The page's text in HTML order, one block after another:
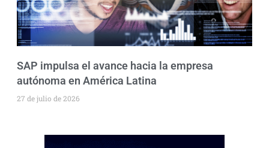
SAP impulsa el avance hacia la empresa
autónoma en América Latina
27 de julio de 2026